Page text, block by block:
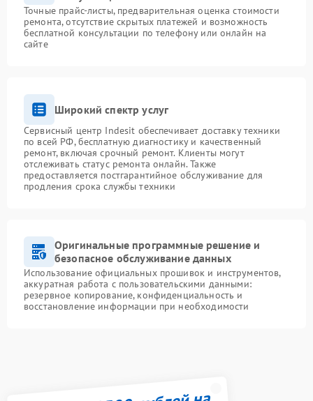
Точные прайс-листы, предварительная оценка стоимости
ремонта, отсутствие скрытых платежей и возможность
бесплатной консультации по телефону или онлайн на
сайте
Широкий спектр услуг
Сервисный центр Indesit обеспечивает доставку техники
по всей РФ, бесплатную диагностику и качественный
ремонт, включая срочный ремонт. Клиенты могут
отслеживать статус ремонта онлайн. Также
предоставляется постгарантийное обслуживание для
продления срока службы техники
Оригинальные программные решение и
безопасное обслуживание данных
Использование официальных прошивок и инструментов,
аккуратная работа с пользовательскими данными:
резервное копирование, конфиденциальность и
восстановление информации при необходимости